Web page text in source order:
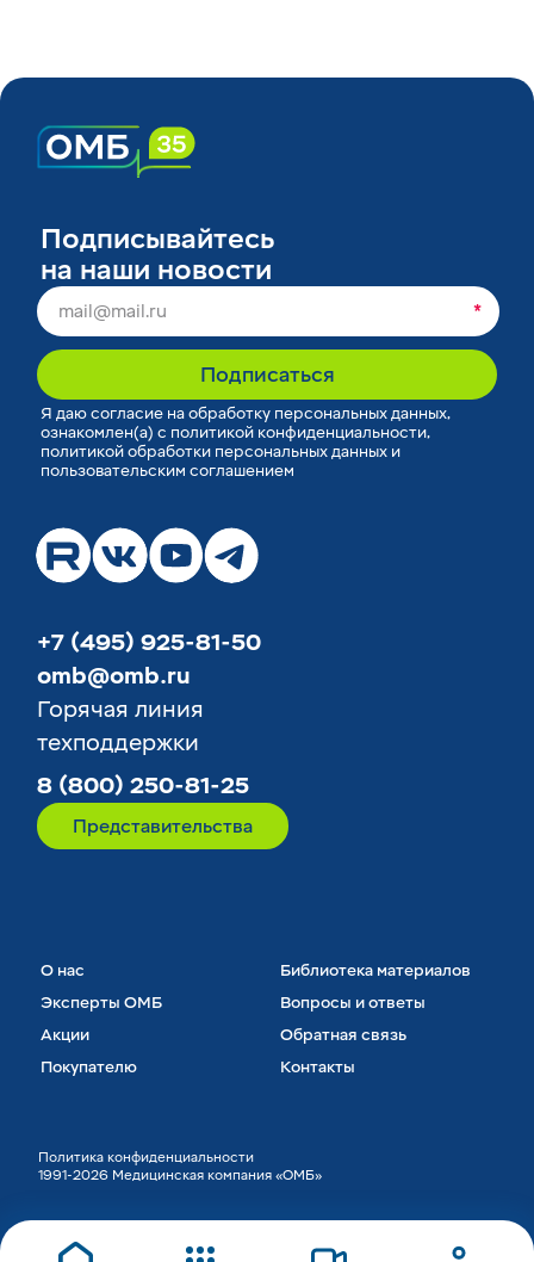
Подписывайтесь
на наши новости
*
Подписаться
Я даю согласие на обработку персональных данных,
ознакомлен(а) с политикой конфиденциальности,
политикой обработки персональных данных и
пользовательским соглашением
+7 (495) 925-81-50
omb@omb.ru
Горячая линия
техподдержки
8 (800) 250-81-25
Представительства
О нас
Эксперты ОМБ
Акции
Покупателю
Библиотека материалов
Вопросы и ответы
Обратная связь
Контакты
Политика конфиденциальности
1991-2026 Медицинская компания «ОМБ»